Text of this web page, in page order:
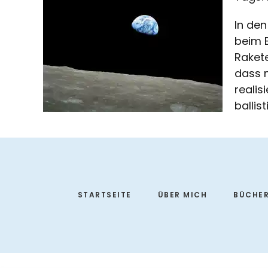
In
beim
dass
STARTSEITE ÜBER MICH BÜCHER